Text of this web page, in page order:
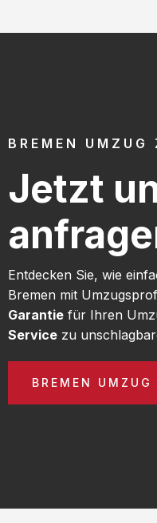
BREMEN UMZUG
Jetzt
Entdecken Sie, wie
Bremen mit
Garantie für Ihren
Service zu
BREMEN